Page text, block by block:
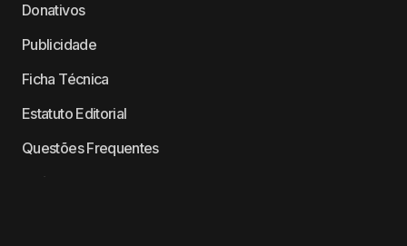
Donativos
Publicidade
Ficha Técnica
Estatuto Editorial
Questões Frequentes
Política de Privacidade